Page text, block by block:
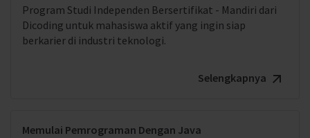
Program Studi Independen Bersertifikat - Mandiri dari
Dicoding untuk mahasiswa aktif yang ingin siap
berkarier di industri teknologi.
Selengkapnya
Memulai Pemrograman Dengan Java